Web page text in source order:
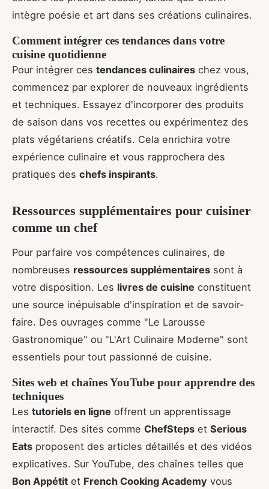
intègre poésie et art dans ses créations culinaires.
Comment intégrer ces tendances dans votre
cuisine quotidienne
Pour intégrer ces tendances culinaires chez vous,
commencez par explorer de nouveaux ingrédients
et techniques. Essayez d'incorporer des produits
de saison dans vos recettes ou expérimentez des
plats végétariens créatifs. Cela enrichira votre
expérience culinaire et vous rapprochera des
pratiques des chefs inspirants.
Ressources supplémentaires pour cuisiner
comme un chef
Pour parfaire vos compétences culinaires, de
nombreuses ressources supplémentaires sont à
votre disposition. Les livres de cuisine constituent
une source inépuisable d'inspiration et de savoir-
faire. Des ouvrages comme "Le Larousse
Gastronomique" ou "L'Art Culinaire Moderne" sont
essentiels pour tout passionné de cuisine.
Sites web et chaînes YouTube pour apprendre des
techniques
Les tutoriels en ligne offrent un apprentissage
interactif. Des sites comme ChefSteps et Serious
Eats proposent des articles détaillés et des vidéos
explicatives. Sur YouTube, des chaînes telles que
Bon Appétit et French Cooking Academy vous